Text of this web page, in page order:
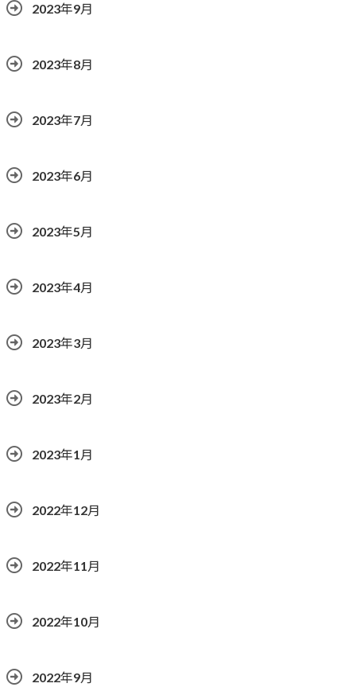
2023年9月
2023年8月
2023年7月
2023年6月
2023年5月
2023年4月
2023年3月
2023年2月
2023年1月
2022年12月
2022年11月
2022年10月
2022年9月